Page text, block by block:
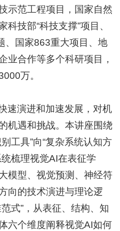
示范工程项目，国家自然
技部“科技支撑”项目、
、国家863重大项目、地
业合作等多个科研项目，
万。
速演进和加速发展，对机
机遇和挑战。本讲座围绕
工具”向“复杂系统认知方
梳理视觉AI在表征学
模型、视觉预测、神经符
向的技术演进与理论逻
式”，从表征、结构、知
六个维度阐释视觉AI如何